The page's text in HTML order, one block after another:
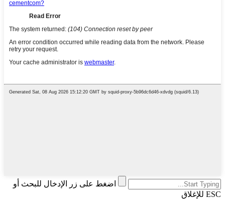
اضغط على زر الإدخال للبحث أو
ESC للإغلاق